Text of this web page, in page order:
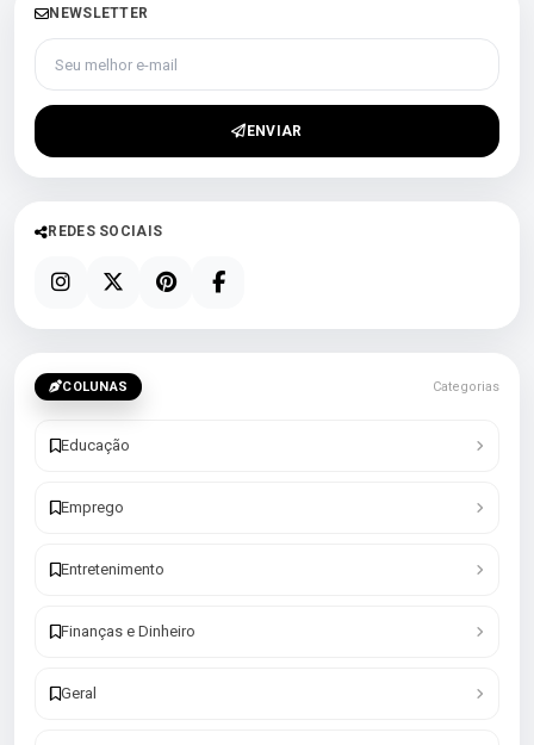
NEWSLETTER
Seu melhor e-mail
ENVIAR
REDES SOCIAIS
COLUNAS Categorias
Educação
Emprego
Entretenimento
Finanças e Dinheiro
Geral